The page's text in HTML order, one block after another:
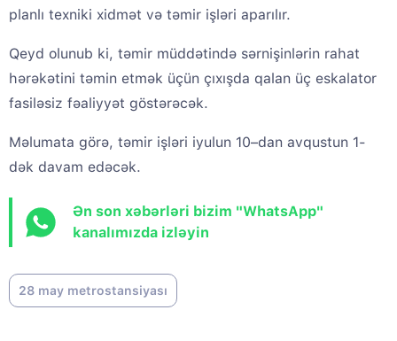
planlı texniki xidmət və təmir işləri aparılır.
Qeyd olunub ki, təmir müddətində sərnişinlərin rahat
hərəkətini təmin etmək üçün çıxışda qalan üç eskalator
fasiləsiz fəaliyyət göstərəcək.
Məlumata görə, təmir işləri iyulun 10–dan avqustun 1-
dək davam edəcək.
Ən son xəbərləri bizim "WhatsApp"
kanalımızda izləyin
28 may metrostansiyası